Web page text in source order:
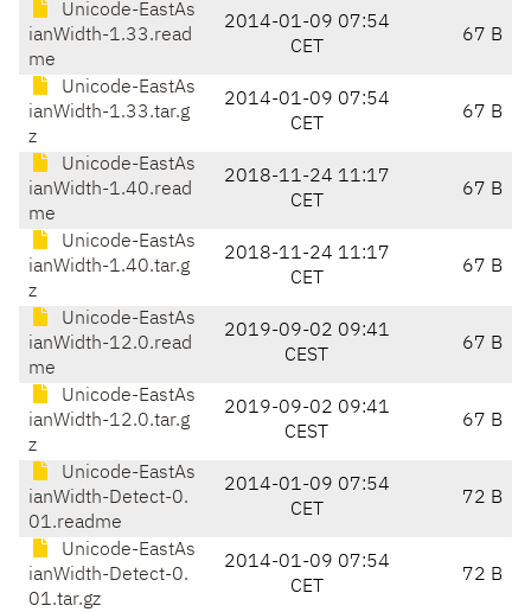
Unicode-EastAs
ianWidth-1.33.read
me
2014-01-09 07:54
CET
67 B
Unicode-EastAs
ianWidth-1.33.tar.g
z
2014-01-09 07:54
CET
67 B
Unicode-EastAs
ianWidth-1.40.read
me
2018-11-24 11:17
CET
67 B
Unicode-EastAs
ianWidth-1.40.tar.g
z
2018-11-24 11:17
CET
67 B
Unicode-EastAs
ianWidth-12.0.read
me
2019-09-02 09:41
CEST
67 B
Unicode-EastAs
ianWidth-12.0.tar.g
z
2019-09-02 09:41
CEST
67 B
Unicode-EastAs
ianWidth-Detect-0.
01.readme
2014-01-09 07:54
CET
72 B
Unicode-EastAs
ianWidth-Detect-0.
01.tar.gz
2014-01-09 07:54
CET
72 B